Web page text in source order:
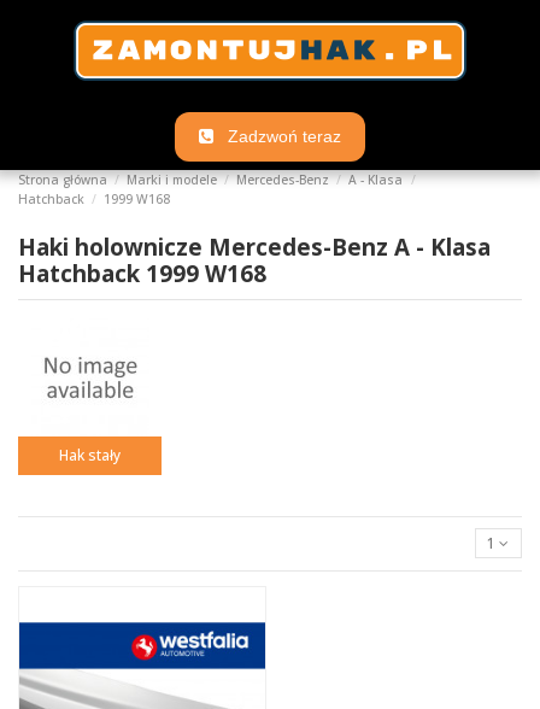
Zadzwoń teraz
Strona główna Marki i modele Mercedes-Benz
A - Klasa
Hatchback
1999 W168
Haki holownicze Mercedes-Benz A - Klasa
Hatchback 1999 W168
Hak stały
1